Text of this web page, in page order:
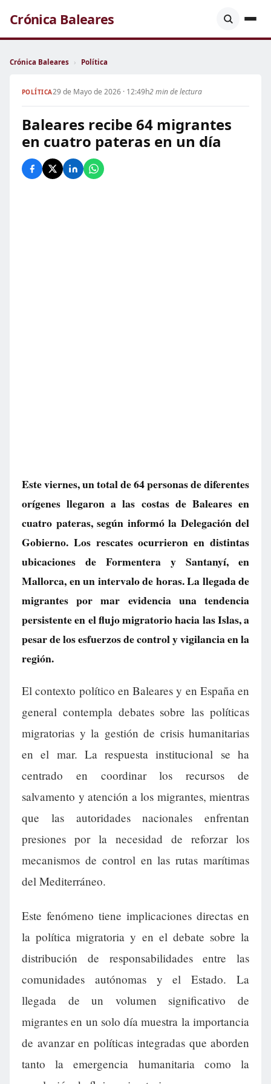
Crónica Baleares
Crónica Baleares › Política
POLÍTICA29 de Mayo de 2026 · 12:49h2 min de lectura
Baleares recibe 64 migrantes
en cuatro pateras en un día
Este viernes, un total de 64 personas de diferentes
orígenes llegaron a las costas de Baleares en
cuatro pateras, según informó la Delegación del
Gobierno. Los rescates ocurrieron en distintas
ubicaciones de Formentera y Santanyí, en
Mallorca, en un intervalo de horas. La llegada de
migrantes por mar evidencia una tendencia
persistente en el flujo migratorio hacia las Islas, a
pesar de los esfuerzos de control y vigilancia en la
región.
El contexto político en Baleares y en España en
general contempla debates sobre las políticas
migratorias y la gestión de crisis humanitarias
en el mar. La respuesta institucional se ha
centrado en coordinar los recursos de
salvamento y atención a los migrantes, mientras
que las autoridades nacionales enfrentan
presiones por la necesidad de reforzar los
mecanismos de control en las rutas marítimas
del Mediterráneo.
Este fenómeno tiene implicaciones directas en
la política migratoria y en el debate sobre la
distribución de responsabilidades entre las
comunidades autónomas y el Estado. La
llegada de un volumen significativo de
migrantes en un solo día muestra la importancia
de avanzar en políticas integradas que aborden
tanto la emergencia humanitaria como la